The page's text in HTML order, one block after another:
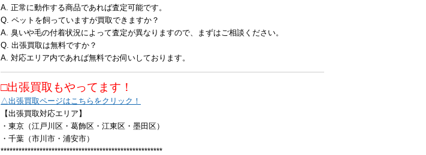
A. 正常に動作する商品であれば査定可能です。
Q. ペットを飼っていますが買取できますか？
A. 臭いや毛の付着状況によって査定が異なりますので、まずはご相談ください。
Q. 出張買取は無料ですか？
A. 対応エリア内であれば無料でお伺いしております。
□出張買取もやってます！
△出張買取ページはこちらをクリック！
【出張買取対応エリア】
・東京（江戸川区・葛飾区・江東区・墨田区）
・千葉（市川市・浦安市）
******************************************************